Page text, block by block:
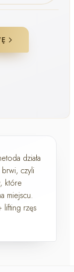
działa
brwi, czyli
które
miejscu.
lifting rzęs